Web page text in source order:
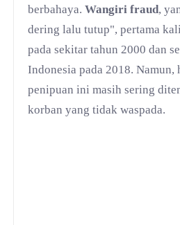
berbahaya.Wangiri fraud,
dering lalu tutup", pertama
pada sekitar tahun 2000 dan
Indonesia pada 2018.
penipuan ini masih sering
korban yang tidak waspada.